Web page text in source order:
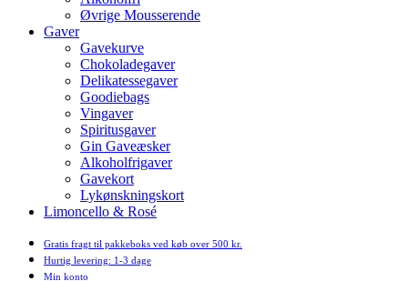
Øvrige Mousserende
Gaver
Gavekurve
Chokoladegaver
Delikatessegaver
Goodiebags
Vingaver
Spiritusgaver
Gin Gaveæsker
Alkoholfrigaver
Gavekort
Lykønskningskort
Limoncello & Rosé
Gratis fragt til pakkeboks ved køb over 500 kr.
Hurtig levering: 1-3 dage
Min konto